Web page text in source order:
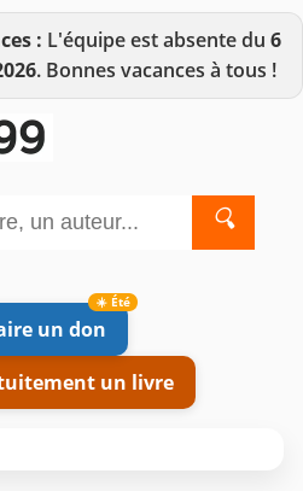
: L'équipe est absente du 6
. Bonnes vacances à tous !
🔍
un don
un livre